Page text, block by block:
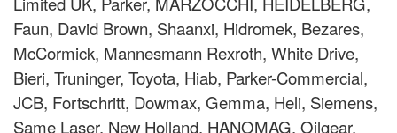
Faun, David Brown, Shaanxi, Hidromek, Bezares,
McCormick, Mannesmann Rexroth, White Drive,
Bieri, Truninger, Toyota, Hiab, Parker-Commercial,
JCB, Fortsсhritt, Dowmax, Gemma, Heli, Siemens,
Same Laser, New Holland, HANOMAG, Oilgear,